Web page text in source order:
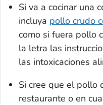
Si va a cocinar una
incluya pollo crudo
como si fuera pollo
la letra las
las intoxicaciones
Si cree que el pollo
restaurante o en